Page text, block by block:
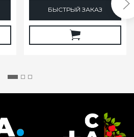
БЫСТРЫЙ ЗАКАЗ